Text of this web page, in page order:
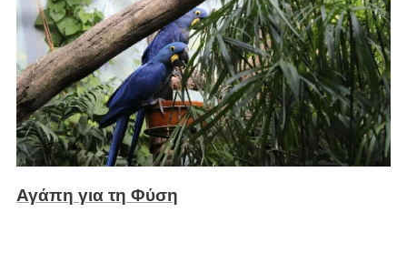
Αγάπη για τη Φύση